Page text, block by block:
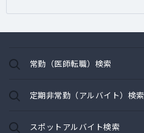
常勤（医師転職）検索
定期非常勤（アルバイト）検索
スポットアルバイト検索